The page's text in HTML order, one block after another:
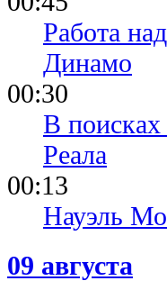
Работа
Динамо
00:30
В поисках
Реала
00:13
Науэль
09 августа